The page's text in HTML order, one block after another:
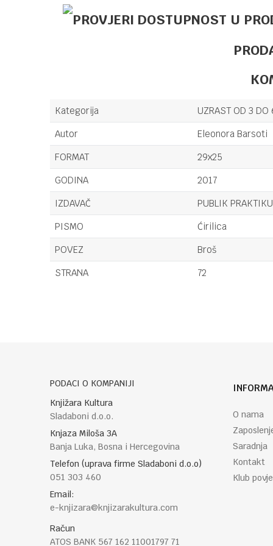
Kategorija
UZRAST OD 3 DO
Autor
Eleonora Barsoti
FORMAT
29x25
GODINA
2017
IZDAVAČ
PUBLIK
PISMO
Ćirilica
POVEZ
Broš
STRANA
72
POŠALJI
PODACI O KOMPANIJI
Knjižara Kultura
Sladaboni d.o.o.
Knjaza Miloša 3A
Banja Luka, Bosna i Hercegovina
Telefon (uprava firme Sladaboni d.o.o)
051 303 460
Email:
e-knjizara@knjizarakultura.com
Račun
ATOS BANK 567 162 11001797 71
O nama
Saradnja
Kontakt
Klub